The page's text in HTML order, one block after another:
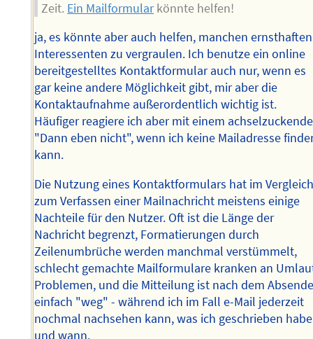
Zeit. Ein Mailformularkönnte helfen!
ja, es könnte aber auch helfen, manchen ernsthaften
Interessenten zu vergraulen. Ich benutze ein online
bereitgestelltes Kontaktformular auch nur, wenn es
gar keine andere Möglichkeit gibt, mir aber die
Kontaktaufnahme außerordentlich wichtig ist.
Häufiger reagiere ich aber mit einem
"Dann eben nicht", wenn ich keine Mailadresse
kann.
Die Nutzung eines Kontaktformulars hat im
zum Verfassen einer Mailnachricht meistens einige
Nachteile für den Nutzer. Oft ist die Länge der
Nachricht begrenzt, Formatierungen durch
Zeilenumbrüche werden manchmal verstümmelt,
schlecht gemachte Mailformulare kranken an
Problemen, und die Mitteilung ist nach dem
einfach "weg" - während ich im Fall e-Mail jederzeit
nochmal nachsehen kann, was ich geschrieben habe
und wann.